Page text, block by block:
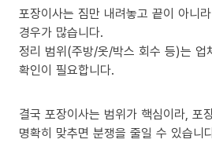
포장이사는 짐만 내려놓고 끝이 아니
경우가 많습니다.
정리 범위(주방/옷/박스 회수 등)는 업
확인이 필요합니다.
결국 포장이사는 범위가 핵심이라, 포
명확히 맞추면 분쟁을 줄일 수 있습니